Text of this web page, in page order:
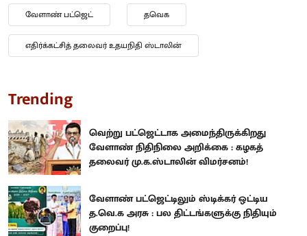
வேளாண் பட்ஜெட் தவெக
எதிர்க்கட்சித் தலைவர் உதயநிதி ஸ்டாலின்
Trending
வெற்று பட்ஜெட்டாக அமைந்திருக்கிறது
வேளாண் நிதிநிலை அறிக்கை : கழகத்
தலைவர் மு.க.ஸ்டாலின் விமர்சனம்!
வேளாண் பட்ஜெட்டிலும் ஸ்டிக்கர் ஒட்டிய
த.வெ.க அரசு : பல திட்டங்களுக்கு நிதியும்
குறைப்பு!